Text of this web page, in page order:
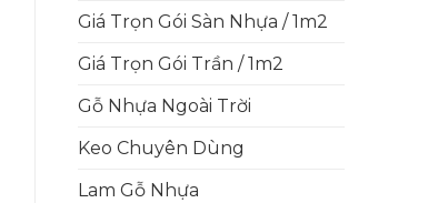
Giá Trọn Gói Sàn Nhựa / 1m2
Giá Trọn Gói Trần / 1m2
Gỗ Nhựa Ngoài Trời
Keo Chuyên Dùng
Lam Gỗ Nhựa